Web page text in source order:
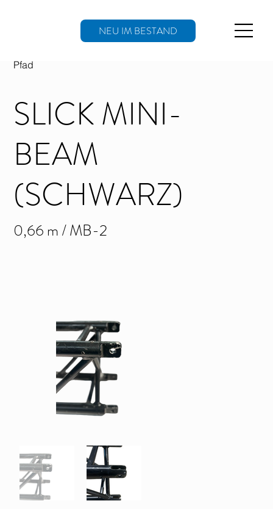
NEU IM BESTAND
SLICK MINI-
BEAM
(SCHWARZ)
0,66 m / MB-2
Pfad